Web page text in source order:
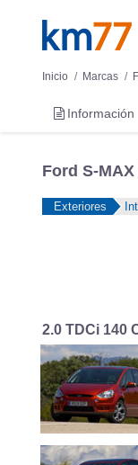
Inicio Marcas
Información
Ford S-MAX
Exteriores
2.0 TDCi 140